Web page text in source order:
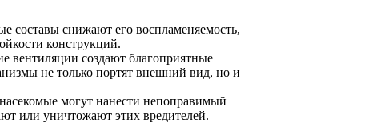
составы снижают его воспламеняемость,
конструкций.
вентиляции создают благоприятные
не только портят внешний вид, но и
могут нанести непоправимый
или уничтожают этих вредителей.